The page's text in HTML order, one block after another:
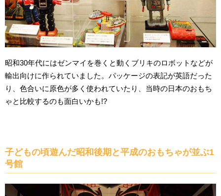
昭和30年代にはゼンマイを巻くと動くブリキのロボットなどが
輸出向けに作られていました。パッケージの表記が英語だった
り、色合いに原色が多く使われていたり、当時の日本のおもち
ゃと比較するのも面白いかも!?
子どもの頃遊んだ昭和後期と平成のおもちゃが並ぶ1
号館